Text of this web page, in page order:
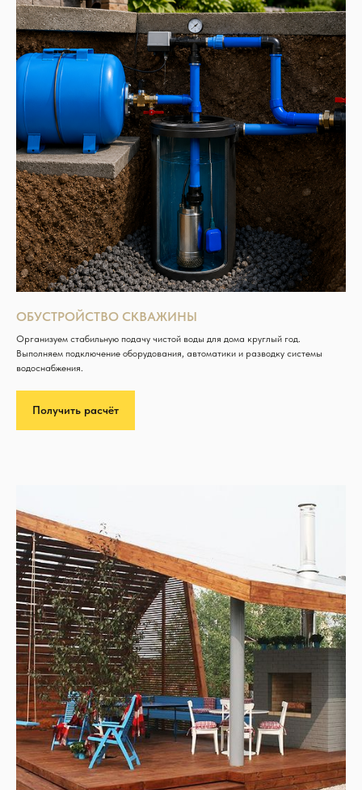
ОБУСТРОЙСТВО СКВАЖИНЫ
Организуем стабильную подачу чистой воды для дома круглый год.
Выполняем подключение оборудования, автоматики и разводку системы
водоснабжения.
Получить расчёт